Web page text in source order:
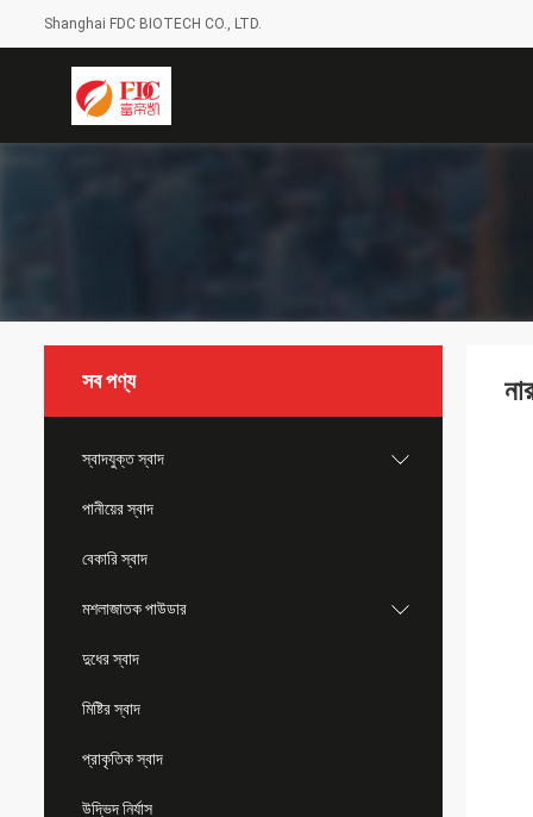
Shanghai FDC BIOTECH CO., LTD.
সব পণ্য
স্বাদযুক্ত স্বাদ
পানীয়ের স্বাদ
বেকারি স্বাদ
মশলাজাতক পাউডার
দুধের স্বাদ
মিষ্টির স্বাদ
প্রাকৃতিক স্বাদ
উদ্ভিদ নির্যাস